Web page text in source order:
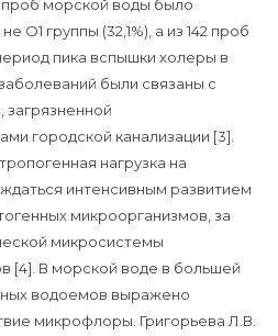
проб морской воды было
О1 группы (32,1%), а из 142 проб
пика вспышки холеры в
были связаны с
загрязненной
городской канализации [3].
нагрузка на
интенсивным развитием
микроорганизмов, за
микросистемы
[4]. В морской воде в большей
водоемов выражено
микрофлоры. Григорьева Л.В.